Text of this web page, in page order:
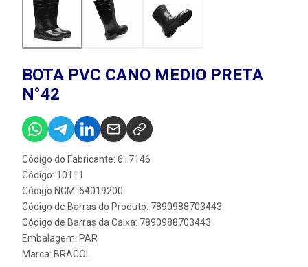
BOTA PVC CANO MEDIO PRETA
N°42
Código do Fabricante: 617146
Código: 10111
Código NCM: 64019200
Código de Barras do Produto: 7890988703443
Código de Barras da Caixa: 7890988703443
Embalagem: PAR
Marca: BRACOL